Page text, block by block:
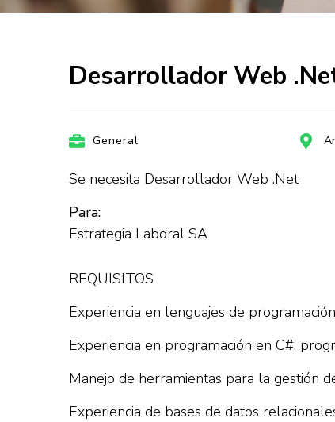
Desarrollador Web
General
Se necesita Desarrollador Web .Net
Para:
Estrategia Laboral SA
REQUISITOS
Experiencia en lenguajes de
Experiencia en programación en C#,
Manejo de herramientas para la gestión
Experiencia de bases de datos